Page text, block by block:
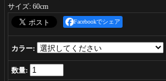
サイズ: 60cm
Facebookでシェア
カラー:
数量: